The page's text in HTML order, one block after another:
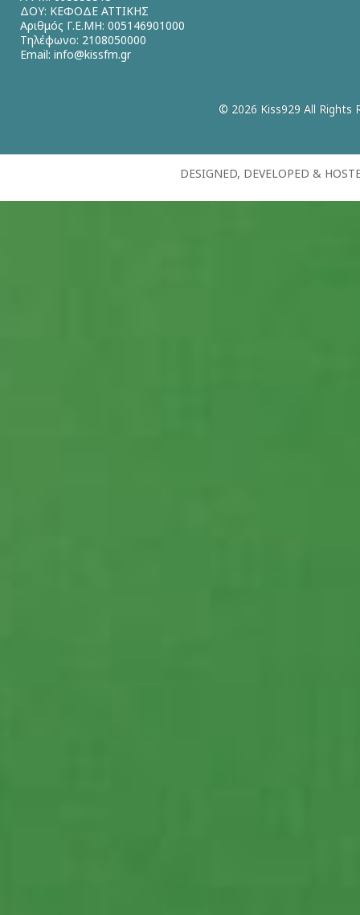
ΔΟΥ: ΚΕΦΟΔΕ ΑΤΤΙΚΗΣ
Αριθμός Γ.Ε.ΜΗ: 005146901000
Τηλέφωνο: 2108050000
Email: info@kissfm.gr
© 2026 Kiss929 All Rights
DESIGNED, DEVELOPED &